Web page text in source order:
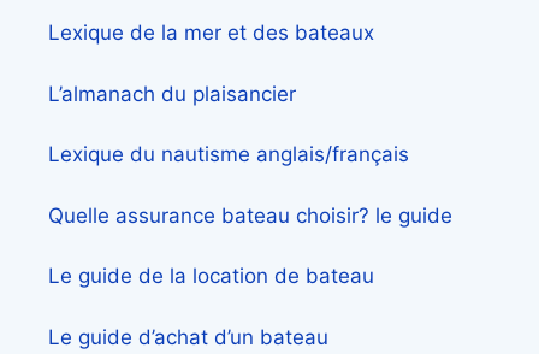
Lexique de la mer et des bateaux
L’almanach du plaisancier
Lexique du nautisme anglais/français
Quelle assurance bateau choisir? le guide
Le guide de la location de bateau
Le guide d’achat d’un bateau